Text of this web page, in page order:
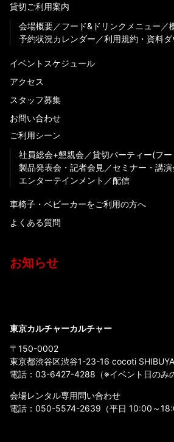
貸切ご利用案内
会場概要
フード&ドリンクメニュー
予約状況カレンダー
利用規約・資料ダ
イベントスケジュール
アクセス
スタッフ募集
お問い合わせ
ご利用シーン
社員総会+懇親会
貸切パーティー(フ
製品発表会・記者会見
セミナー・講
エンターテインメント
配信
車椅子・ベビーカーをご利用の方へ
よくある質問
お知らせ
東京カルチャーカルチャー
〒150-0002
東京都渋谷区渋谷1-23-16 cocoti
電話： 03-6427-4288 （※イベント日のみ
会場レンタル専用問い合わせ
電話： 050-5574-2639 （平日 10:00～